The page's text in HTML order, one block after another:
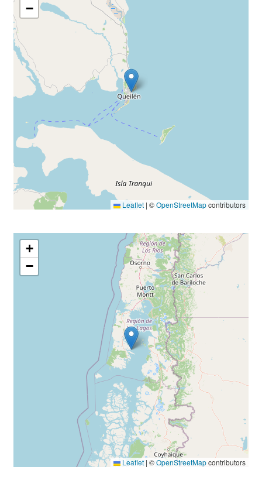
−
Leaflet | ©OpenStreetMapcontributors
+
−
Leaflet | ©OpenStreetMapcontributors